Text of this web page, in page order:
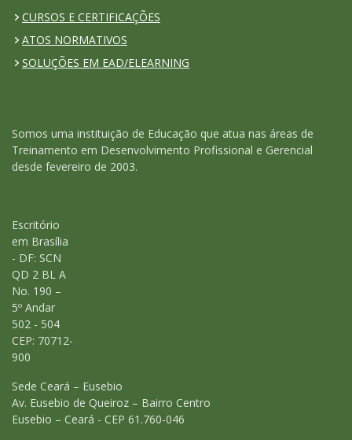
CURSOS E CERTIFICAÇÕES
ATOS NORMATIVOS
SOLUÇÕES EM EAD/ELEARNING
Somos uma instituição de Educação que atua nas áreas de
Treinamento em Desenvolvimento Profissional e Gerencial
desde fevereiro de 2003.
Escritório
em Brasília
- DF: SCN
QD 2 BL A
No. 190 –
5º Andar
502 - 504
CEP: 70712-
900
Sede Ceará – Eusebio
Av. Eusebio de Queiroz – Bairro Centro
Eusebio – Ceará - CEP 61.760-046